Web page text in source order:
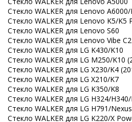
Стекло WALKER для Lenovo
Стекло WALKER для Lenovo K5/K5
Стекло WALKER для Lenovo S60
Стекло WALKER для Lenovo Vibe C2
Стекло WALKER для LG K430/K10
Стекло WALKER для LG M250/K10
Стекло WALKER для LG X230/K4
Стекло WALKER для LG X210/K7
Стекло WALKER для LG K350/K8
Стекло WALKER для LG H324/
Стекло WALKER для LG H791/
Стекло WALKER для LG K220/X